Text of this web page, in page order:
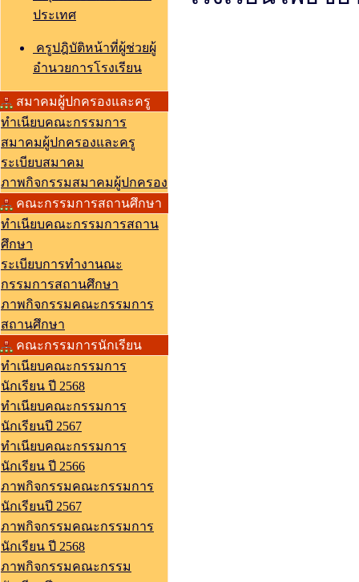
ประเทศ
ครูปฎิบัติหน้าที่ผู้ช่วยผู้
อำนวยการโรงเรียน
สมาคมผู้ปกครองและครู
ทำเนียบคณะกรรมการ
สมาคมผู้ปกครองและครู
ระเบียบสมาคม
ภาพกิจกรรมสมาคมผู้ปกครอง
คณะกรรมการสถานศึกษา
ทำเนียบคณะกรรมการสถาน
ศึกษา
ระเบียบการทำงานณะ
กรรมการสถานศึกษา
ภาพกิจกรรมคณะกรรมการ
สถานศึกษา
คณะกรรมการนักเรียน
ทำเนียบคณะกรรมการ
นักเรียน ปี 2568
ทำเนียบคณะกรรมการ
นักเรียนปี 2567
ทำเนียบคณะกรรมการ
นักเรียน ปี 2566
ภาพกิจกรรมคณะกรรมการ
นักเรียนปี 2567
ภาพกิจกรรมคณะกรรมการ
นักเรียน ปี 2568
ภาพกิจกรรมคณะกรรม